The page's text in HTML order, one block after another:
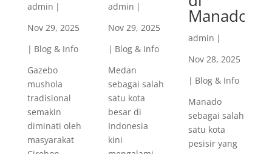
admin |
Nov 29, 2025
| Blog & Info
Gazebo
mushola
tradisional
semakin
diminati oleh
masyarakat
admin |
Nov 29, 2025
| Blog & Info
Medan
sebagai salah
satu kota
besar di
Indonesia
kini
Manado
admin |
Nov 28, 2025
| Blog & Info
Manado
sebagai salah
satu kota
pesisir yang